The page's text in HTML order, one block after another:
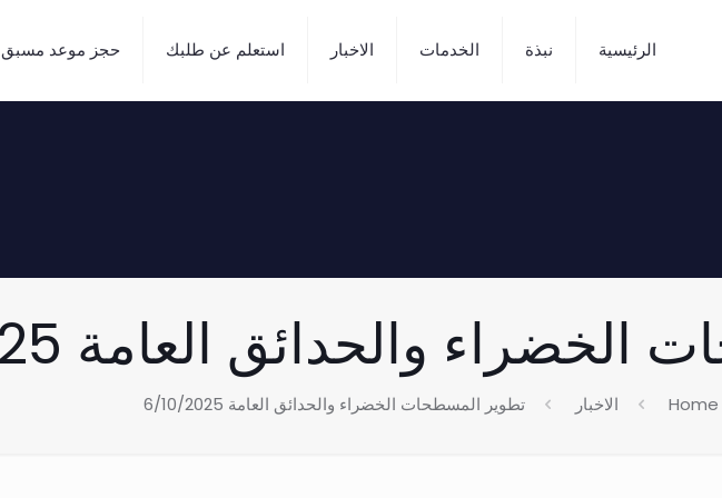
الرئيسية نبذة الخدمات الاخبار استعلم عن طلبك حجز موعد مسبق
والحدائق العامة 6/10/2025
Home الاخبار تطوير المسطحات الخضراء والحدائق العامة 6/10/2025